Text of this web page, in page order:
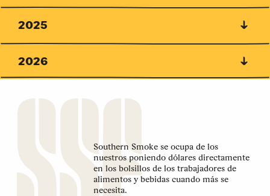
2025
2026
Southern Smoke se ocupa de los
nuestros poniendo dólares directamente
en los bolsillos de los trabajadores de
alimentos y bebidas cuando más se
necesita.